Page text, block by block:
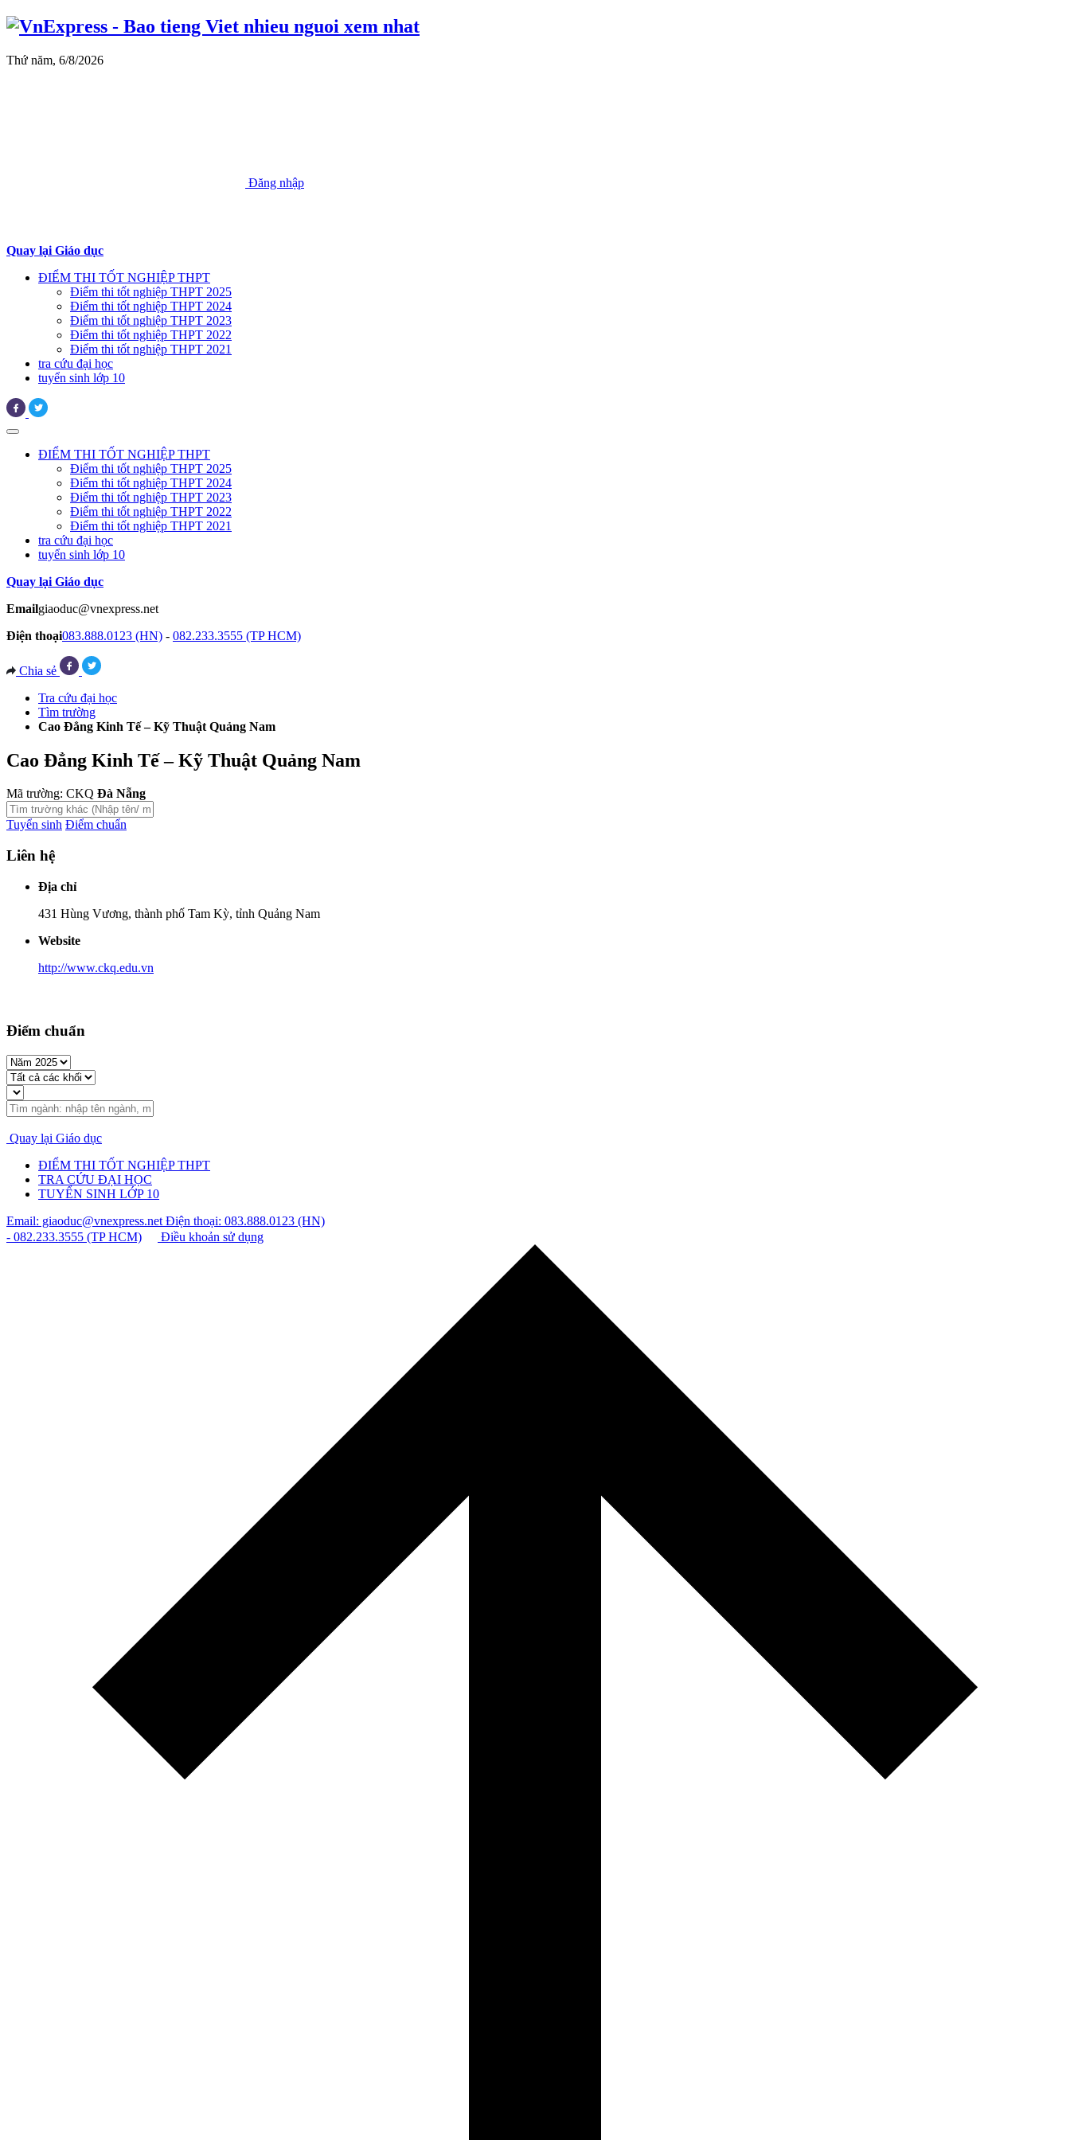
Thứ năm, 6/8/2026
Đăng nhập
Quay lại Giáo dục
ĐIỂM THI TỐT NGHIỆP THPT
Điểm thi tốt nghiệp THPT 2025
Điểm thi tốt nghiệp THPT 2024
Điểm thi tốt nghiệp THPT 2023
Điểm thi tốt nghiệp THPT 2022
Điểm thi tốt nghiệp THPT 2021
tra cứu đại học
tuyển sinh lớp 10
ĐIỂM THI TỐT NGHIỆP THPT
Điểm thi tốt nghiệp THPT 2025
Điểm thi tốt nghiệp THPT 2024
Điểm thi tốt nghiệp THPT 2023
Điểm thi tốt nghiệp THPT 2022
Điểm thi tốt nghiệp THPT 2021
tra cứu đại học
tuyển sinh lớp 10
Quay lại Giáo dục
Emailgiaoduc@vnexpress.net
Điện thoại083.888.0123 (HN) - 082.233.3555 (TP HCM)
Chia sẻ
Tra cứu đại học
Tìm trường
Cao Đẳng Kinh Tế – Kỹ Thuật Quảng Nam
Cao Đẳng Kinh Tế – Kỹ Thuật Quảng Nam
Mã trường: CKQ Đà Nẵng
Tuyển sinh Điểm chuẩn
Liên hệ
Địa chỉ
431 Hùng Vương, thành phố Tam Kỳ, tỉnh Quảng Nam
Website
http://www.ckq.edu.vn
Điểm chuẩn
Quay lại Giáo dục
ĐIỂM THI TỐT NGHIỆP THPT
TRA CỨU ĐẠI HỌC
TUYỂN SINH LỚP 10